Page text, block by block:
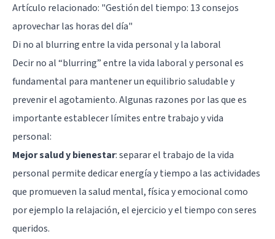
Artículo relacionado: "Gestión del tiempo: 13 consejos
aprovechar las horas del día"
Di no al blurring entre la vida personal y la laboral
Decir no al “blurring” entre la vida laboral y personal es
fundamental para mantener un equilibrio saludable y
prevenir el agotamiento. Algunas razones por las que es
importante establecer límites entre trabajo y vida
personal:
Mejor salud y bienestar: separar el trabajo de la vida
personal permite dedicar energía y tiempo a las actividades
que promueven la salud mental, física y emocional como
por ejemplo la relajación, el ejercicio y el tiempo con seres
queridos.